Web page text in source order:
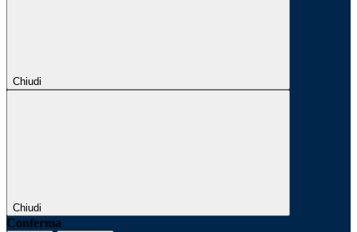
Chiudi
Chiudi
Conferma